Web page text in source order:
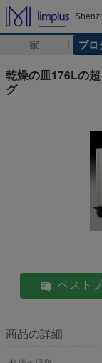
家 プロ
乾燥の皿176Lの
グ
ベスト
商品の詳細